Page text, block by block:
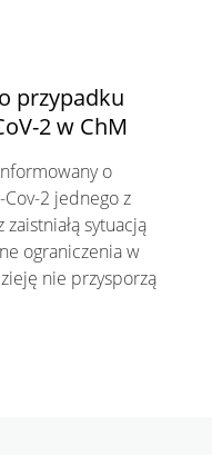
przypadku
2 w ChM
o
2 jednego z
sytuacją
ograniczenia w
nie przysporzą